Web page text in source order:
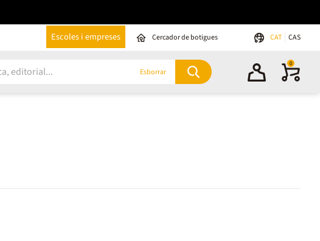
Escoles i empreses Cercador de botigues CAT CAS
Esborrar
0